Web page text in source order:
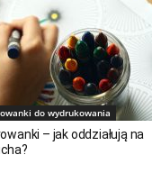
do wydrukowania
– jak oddziałują na